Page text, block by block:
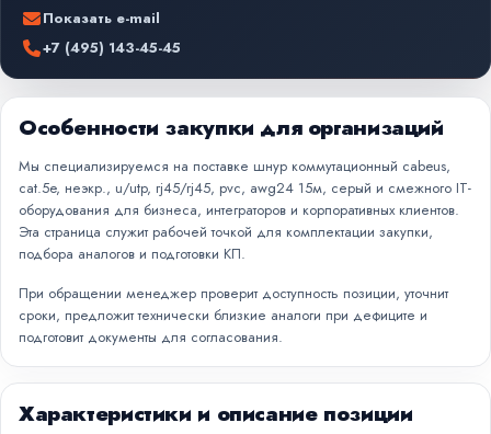
Показать e-mail
+7 (495) 143-45-45
Особенности закупки для организаций
Мы специализируемся на поставке шнур коммутационный cabeus,
cat.5e, неэкр., u/utp, rj45/rj45, pvc, awg24 15м, серый и смежного IT-
оборудования для бизнеса, интеграторов и корпоративных клиентов.
Эта страница служит рабочей точкой для комплектации закупки,
подбора аналогов и подготовки КП.
При обращении менеджер проверит доступность позиции, уточнит
сроки, предложит технически близкие аналоги при дефиците и
подготовит документы для согласования.
Характеристики и описание позиции